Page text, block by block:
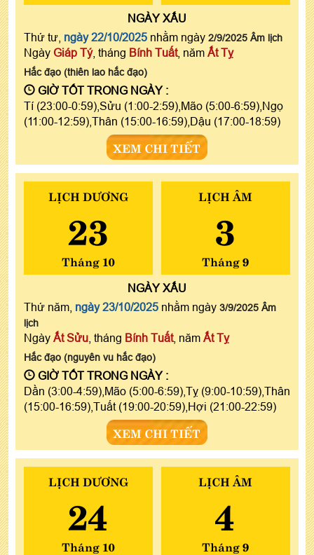
NGÀYXẤU
Thứ tư, ngày 22/10/2025 nhằm ngày 2/9/2025 Âm lịch
Ngày Giáp Tý, tháng Bính Tuất, năm Ất Tỵ
Hắc đạo (thiên lao hắc đạo)
GIỜ TỐT TRONG NGÀY :
Tí (23:00-0:59),Sửu (1:00-2:59),Mão (5:00-6:59),Ngọ
(11:00-12:59),Thân (15:00-16:59),Dậu (17:00-18:59)
XEM CHI TIẾT
LỊCH DƯƠNG
23
Tháng 10
LỊCH ÂM
3
Tháng 9
NGÀYXẤU
Thứ năm, ngày 23/10/2025 nhằm ngày 3/9/2025 Âm
lịch
Ngày Ất Sửu , tháng Bính Tuất, năm Ất Tỵ
Hắc đạo (nguyên vu hắc đạo)
GIỜ TỐT TRONG NGÀY :
Dần (3:00-4:59),Mão (5:00-6:59),Tỵ (9:00-10:59),Thân
(15:00-16:59),Tuất (19:00-20:59),Hợi (21:00-22:59)
XEM CHI TIẾT
LỊCH DƯƠNG
24
Tháng 10
LỊCH ÂM
4
Tháng 9